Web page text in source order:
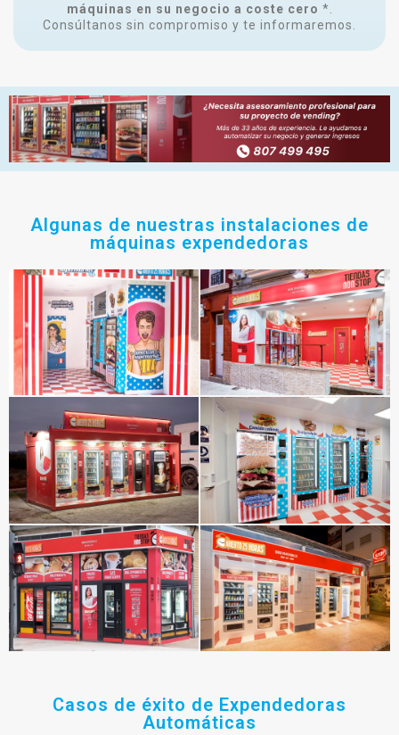
máquinas en su negocio a coste cero *.
Consúltanos sin compromiso y te informaremos.
Algunas de nuestras instalaciones de
máquinas expendedoras
Casos de éxito de Expendedoras
Automáticas